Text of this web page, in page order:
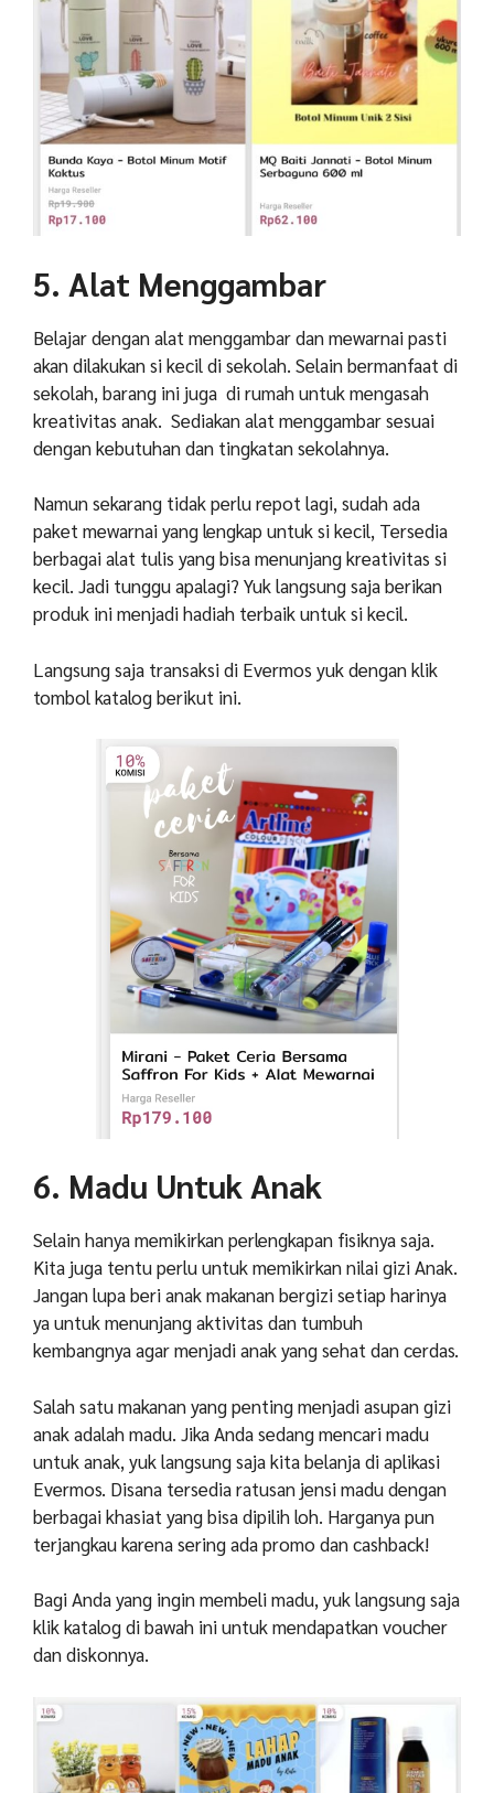
5. Alat Menggambar
Belajar dengan alat menggambar dan mewarnai pasti
akan dilakukan si kecil di sekolah. Selain bermanfaat di
sekolah, barang ini juga di rumah untuk mengasah
kreativitas anak. Sediakan alat menggambar sesuai
dengan kebutuhan dan tingkatan sekolahnya.
Namun sekarang tidak perlu repot lagi, sudah ada
paket mewarnai yang lengkap untuk si kecil, Tersedia
berbagai alat tulis yang bisa menunjang kreativitas si
kecil. Jadi tunggu apalagi? Yuk langsung saja berikan
produk ini menjadi hadiah terbaik untuk si kecil.
Langsung saja transaksi di Evermos yuk dengan klik
tombol katalog berikut ini.
6. Madu Untuk Anak
Selain hanya memikirkan perlengkapan fisiknya saja.
Kita juga tentu perlu untuk memikirkan nilai gizi Anak.
Jangan lupa beri anak makanan bergizi setiap harinya
ya untuk menunjang aktivitas dan tumbuh
kembangnya agar menjadi anak yang sehat dan cerdas.
Salah satu makanan yang penting menjadi asupan gizi
anak adalah madu. Jika Anda sedang mencari madu
untuk anak, yuk langsung saja kita belanja di aplikasi
Evermos. Disana tersedia ratusan jensi madu dengan
berbagai khasiat yang bisa dipilih loh. Harganya pun
terjangkau karena sering ada promo dan cashback!
Bagi Anda yang ingin membeli madu, yuk langsung saja
klik katalog di bawah ini untuk mendapatkan voucher
dan diskonnya.